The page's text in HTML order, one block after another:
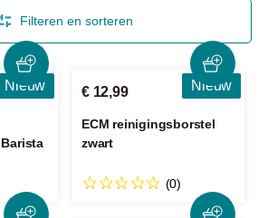
Filteren en sorteren
Nieuw Nieuw
€ 12,99
ECM reinigingsborstel
zwart
(0)